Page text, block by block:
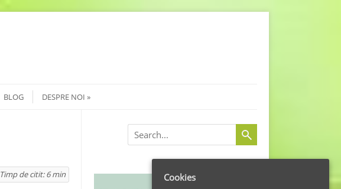
BLOG DESPRE NOI
Timp de citit:6 min
Cookies